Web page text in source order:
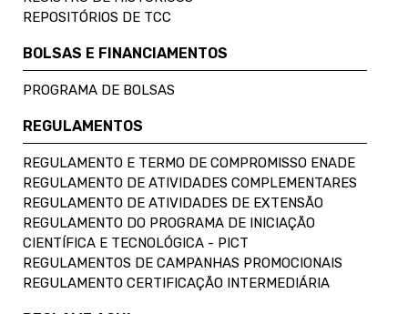
REPOSITÓRIOS DE TCC
BOLSAS E FINANCIAMENTOS
PROGRAMA DE BOLSAS
REGULAMENTOS
REGULAMENTO E TERMO DE COMPROMISSO ENADE
REGULAMENTO DE ATIVIDADES COMPLEMENTARES
REGULAMENTO DE ATIVIDADES DE EXTENSÃO
REGULAMENTO DO PROGRAMA DE INICIAÇÃO
CIENTÍFICA E TECNOLÓGICA - PICT
REGULAMENTOS DE CAMPANHAS PROMOCIONAIS
REGULAMENTO CERTIFICAÇÃO INTERMEDIÁRIA